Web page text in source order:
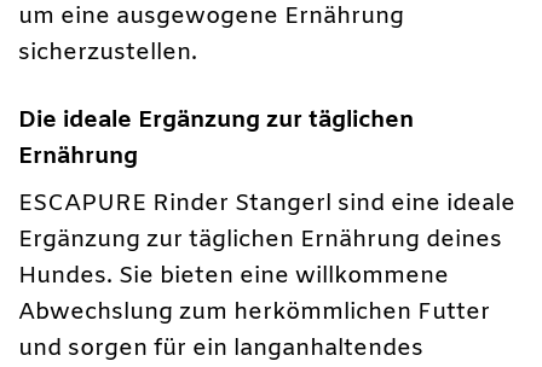
um eine ausgewogene Ernährung
sicherzustellen.
Die ideale Ergänzung zur täglichen
Ernährung
ESCAPURE Rinder Stangerl sind eine ideale
Ergänzung zur täglichen Ernährung deines
Hundes. Sie bieten eine willkommene
Abwechslung zum herkömmlichen Futter
und sorgen für ein langanhaltendes